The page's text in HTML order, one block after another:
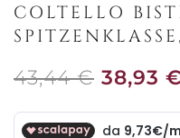
COLTELLO
43,44 € 38,93 €